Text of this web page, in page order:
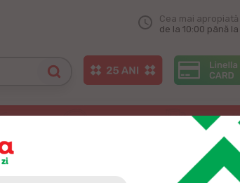
Cea mai
de la 10:00 până la
plină de suflet
PLINĂ DE